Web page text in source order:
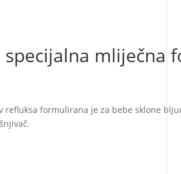
specijalna mliječna
formulirana je za bebe sklone